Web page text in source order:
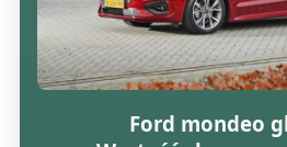
Ford mondeo